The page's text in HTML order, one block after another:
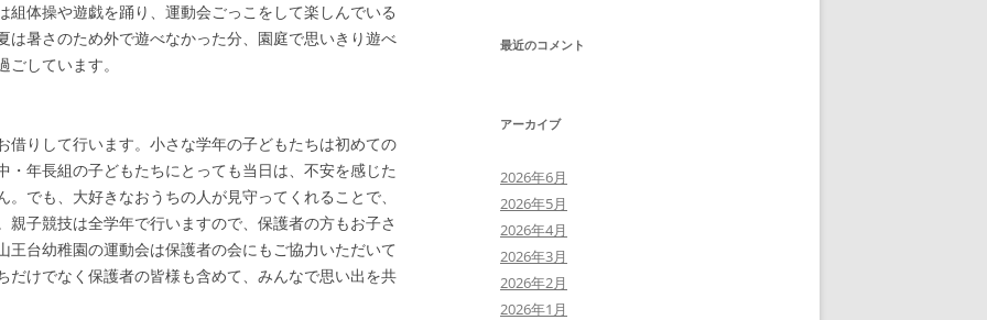
体操や遊戯を踊り、運動会ごっこをして楽しんでいる
は暑さのため外で遊べなかった分、園庭で思いきり遊べ
しています。
借りして行います。小さな学年の子どもたちは初めての
年長組の子どもたちにとっても当日は、不安を感じた
でも、大好きなおうちの人が見守ってくれることで、
子競技は全学年で行いますので、保護者の方もお子さ
台幼稚園の運動会は保護者の会にもご協力いただいて
だけでなく保護者の皆様も含めて、みんなで思い出を共
最近のコメント
アーカイブ
2026年6月
2026年5月
2026年4月
2026年3月
2026年2月
2026年1月